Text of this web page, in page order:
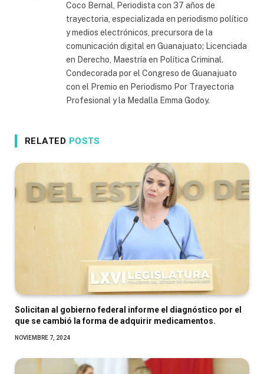
Coco Bernal, Periodista con 37 años de
trayectoria, especializada en periodismo político
y medios electrónicos, precursora de la
comunicación digital en Guanajuato; Licenciada
en Derecho, Maestría en Política Criminal.
Condecorada por el Congreso de Guanajuato
con el Premio en Periodismo Por Trayectoria
Profesional y la Medalla Emma Godoy.
RELATED POSTS
Solicitan al gobierno federal informe el diagnóstico por el
que se cambió la forma de adquirir medicamentos.
NOVIEMBRE 7, 2024